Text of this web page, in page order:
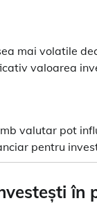
mai volatile
valoarea
valutar pot
pentru
în